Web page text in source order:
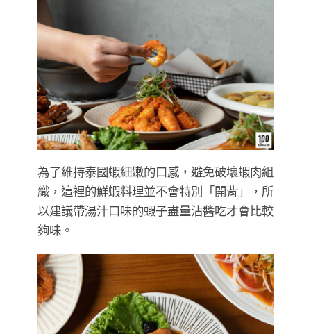
為了維持泰國蝦細嫩的口感，避免破壞蝦肉組
織，這裡的鮮蝦料理並不會特別「開背」，所
以建議帶湯汁口味的蝦子盡量沾醬吃才會比較
夠味。